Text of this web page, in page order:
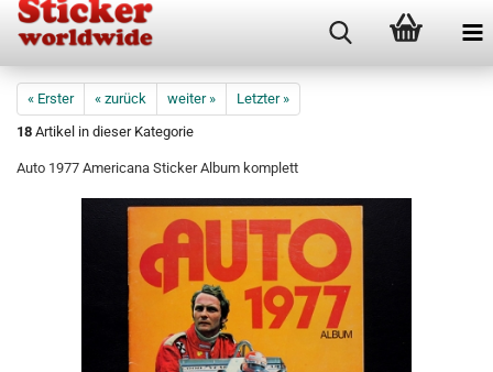
« Erster « zurück weiter »
Letzter »
18 Artikel in dieser Kategorie
Auto 1977 Americana Sticker Album komplett